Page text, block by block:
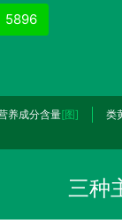
5896
养成分含量[图] 类
三种